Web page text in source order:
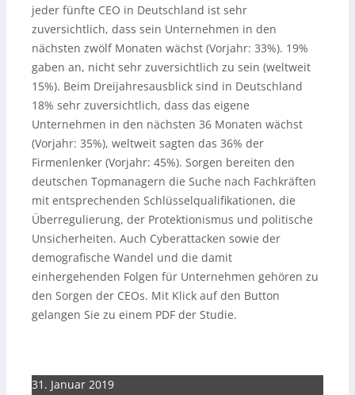
jeder fünfte CEO in Deutschland ist sehr
zuversichtlich, dass sein Unternehmen in den
nächsten zwölf Monaten wächst (Vorjahr: 33%). 19%
gaben an, nicht sehr zuversichtlich zu sein (weltweit
15%). Beim Dreijahresausblick sind in Deutschland
18% sehr zuversichtlich, dass das eigene
Unternehmen in den nächsten 36 Monaten wächst
(Vorjahr: 35%), weltweit sagten das 36% der
Firmenlenker (Vorjahr: 45%). Sorgen bereiten den
deutschen Topmanagern die Suche nach Fachkräften
mit entsprechenden Schlüsselqualifikationen, die
Überregulierung, der Protektionismus und politische
Unsicherheiten. Auch Cyberattacken sowie der
demografische Wandel und die damit
einhergehenden Folgen für Unternehmen gehören zu
den Sorgen der CEOs. Mit Klick auf den Button
gelangen Sie zu einem PDF der Studie.
31. Januar 2019